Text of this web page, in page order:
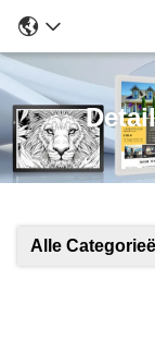
Alle